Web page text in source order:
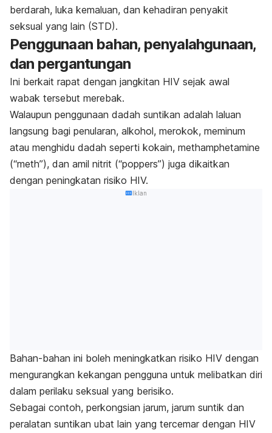
berdarah, luka kemaluan, dan kehadiran penyakit
seksual yang lain (STD).
Penggunaan bahan, penyalahgunaan,
dan pergantungan
Ini berkait rapat dengan jangkitan HIV sejak awal
wabak tersebut merebak.
Walaupun penggunaan dadah suntikan adalah laluan
langsung bagi penularan, alkohol, merokok, meminum
atau menghidu dadah seperti kokain, methamphetamine
(“meth”), dan amil nitrit (“poppers”) juga dikaitkan
dengan peningkatan risiko HIV.
Iklan
Bahan-bahan ini boleh meningkatkan risiko HIV dengan
mengurangkan kekangan pengguna untuk melibatkan diri
dalam perilaku seksual yang berisiko.
Sebagai contoh, perkongsian jarum, jarum suntik dan
peralatan suntikan ubat lain yang tercemar dengan HIV